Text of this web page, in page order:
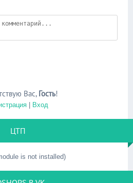
Вас, Гость!
| Вход
ЦТП
is not installed)